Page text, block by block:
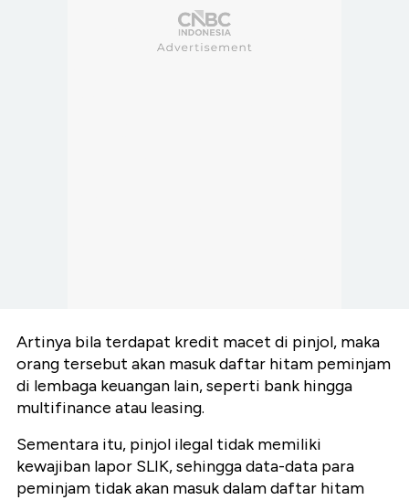
Artinya bila terdapat kredit macet di pinjol, maka
orang tersebut akan masuk daftar hitam peminjam
di lembaga keuangan lain, seperti bank hingga
multifinance atau leasing.
Sementara itu, pinjol ilegal tidak memiliki
kewajiban lapor SLIK, sehingga data-data para
peminjam tidak akan masuk dalam daftar hitam